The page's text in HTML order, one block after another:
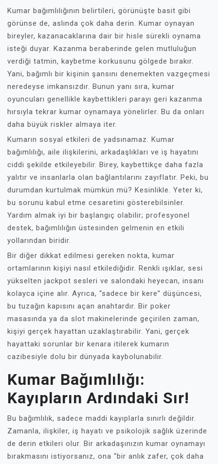
Kumar bağımlılığının belirtileri, görünüşte basit gibi
görünse de, aslında çok daha derin. Kumar oynayan
bireyler, kazanacaklarına dair bir hisle sürekli oynama
isteği duyar. Kazanma beraberinde gelen mutluluğun
verdiği tatmin, kaybetme korkusunu gölgede bırakır.
Yani, bağımlı bir kişinin şansını denemekten vazgeçmesi
neredeyse imkansızdır. Bunun yanı sıra, kumar
oyuncuları genellikle kaybettikleri parayı geri kazanma
hırsıyla tekrar kumar oynamaya yönelirler. Bu da onları
daha büyük riskler almaya iter.
Kumarın sosyal etkileri de yadsınamaz. Kumar
bağımlılığı, aile ilişkilerini, arkadaşlıkları ve iş hayatını
ciddi şekilde etkileyebilir. Birey, kaybettikçe daha fazla
yalıtır ve insanlarla olan bağlantılarını zayıflatır. Peki, bu
durumdan kurtulmak mümkün mü? Kesinlikle. Yeter ki,
bu sorunu kabul etme cesaretini gösterebilsinler.
Yardım almak iyi bir başlangıç olabilir; profesyonel
destek, bağımlılığın üstesinden gelmenin en etkili
yollarından biridir.
Bir diğer dikkat edilmesi gereken nokta, kumar
ortamlarının kişiyi nasıl etkilediğidir. Renkli ışıklar, sesi
yükselten jackpot sesleri ve salondaki heyecan, insanı
kolayca içine alır. Ayrıca, “sadece bir kere” düşüncesi,
bu tuzağın kapısını açan anahtardır. Bir poker
masasında ya da slot makinelerinde geçirilen zaman,
kişiyi gerçek hayattan uzaklaştırabilir. Yani, gerçek
hayattaki sorunlar bir kenara itilerek kumarın
cazibesiyle dolu bir dünyada kaybolunabilir.
Kumar Bağımlılığı:
Kayıpların Ardındaki Sır!
Bu bağımlılık, sadece maddi kayıplarla sınırlı değildir.
Zamanla, ilişkiler, iş hayatı ve psikolojik sağlık üzerinde
de derin etkileri olur. Bir arkadaşınızın kumar oynamayı
bırakmasını istiyorsanız, ona “bir anlık zafer, çok daha